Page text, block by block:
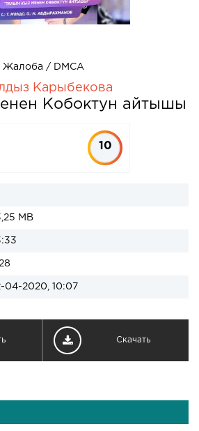
Жалоба / DMCA
Карыбекова
Кобоктун айтышы
10
MB
04-2020, 10:07
Скачать